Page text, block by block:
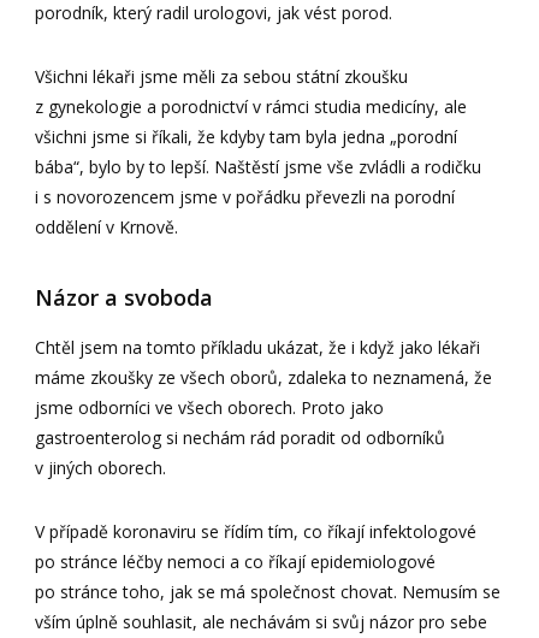
porodník, který radil urologovi, jak vést porod.
Všichni lékaři jsme měli za sebou státní zkoušku
z gynekologie a porodnictví v rámci studia medicíny, ale
všichni jsme si říkali, že kdyby tam byla jedna „porodní
bába“, bylo by to lepší. Naštěstí jsme vše zvládli a rodičku
i s novorozencem jsme v pořádku převezli na porodní
oddělení v Krnově.
Názor a svoboda
Chtěl jsem na tomto příkladu ukázat, že i když jako lékaři
máme zkoušky ze všech oborů, zdaleka to neznamená, že
jsme odborníci ve všech oborech. Proto jako
gastroenterolog si nechám rád poradit od odborníků
v jiných oborech.
V případě koronaviru se řídím tím, co říkají infektologové
po stránce léčby nemoci a co říkají epidemiologové
po stránce toho, jak se má společnost chovat. Nemusím se
vším úplně souhlasit, ale nechávám si svůj názor pro sebe